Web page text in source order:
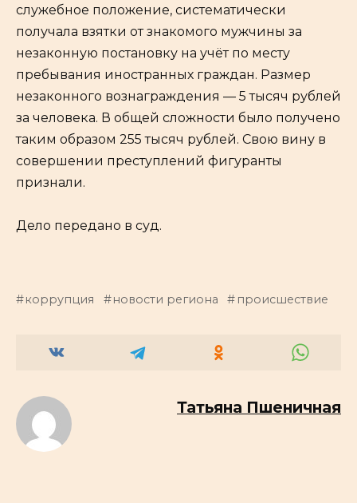
служебное положение, систематически
получала взятки от знакомого мужчины за
незаконную постановку на учёт по месту
пребывания иностранных граждан. Размер
незаконного вознаграждения — 5 тысяч рублей
за человека. В общей сложности было получено
таким образом 255 тысяч рублей. Свою вину в
совершении преступлений фигуранты
признали.
Дело передано в суд.
коррупция новости региона происшествие
Татьяна Пшеничная